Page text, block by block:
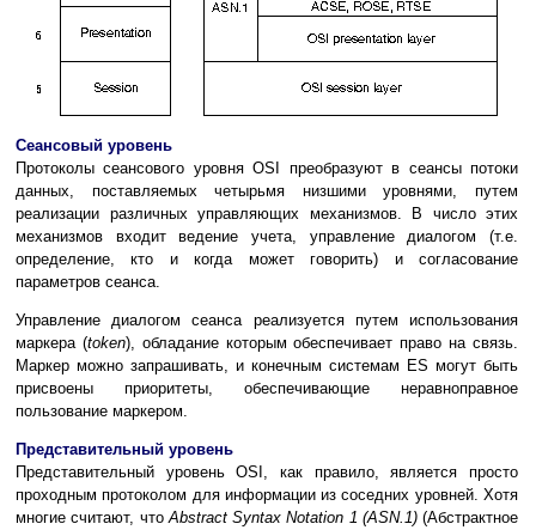
Сеансовый уровень
Протоколы сеансового уровня OSI преобразуют в сеансы потоки
данных, поставляемых четырьмя низшими уровнями, путем
реализации различных управляющих механизмов. В число этих
механизмов входит ведение учета, управление диалогом (т.е.
определение, кто и когда может говорить) и согласование
параметров сеанса.
Управление диалогом сеанса реализуется путем использования
маркера (token), обладание которым обеспечивает право на связь.
Маркер можно запрашивать, и конечным системам ES могут быть
присвоены приоритеты, обеспечивающие неравноправное
пользование маркером.
Представительный уровень
Представительный уровень OSI, как правило, является просто
проходным протоколом для информации из соседних уровней. Хотя
многие считают, чтоAbstract Syntax Notation 1 (ASN.1)(Абстрактное